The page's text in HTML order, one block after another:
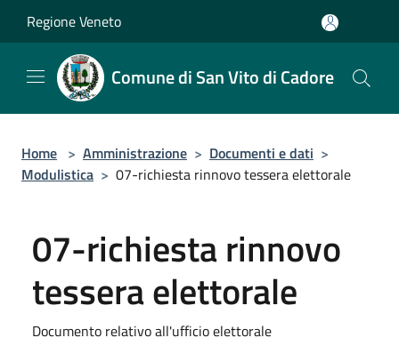
Regione Veneto
Comune di San Vito di Cadore
Home > Amministrazione > Documenti e dati >
Modulistica > 07-richiesta rinnovo tessera elettorale
07-richiesta rinnovo
tessera elettorale
Documento relativo all'ufficio elettorale